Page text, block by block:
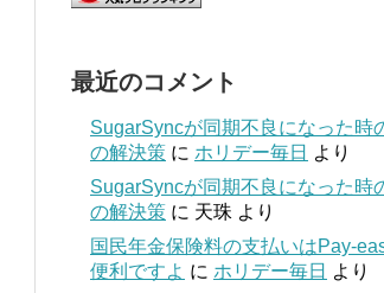
最近のコメント
SugarSyncが同期不良になった時
の解決策 に ホリデー毎日 より
SugarSyncが同期不良になった時
の解決策 に 天珠 より
国民年金保険料の支払いはPay-
便利ですよ に ホリデー毎日 より